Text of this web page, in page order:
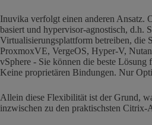
Inuvika verfolgt einen anderen Ansatz.
basiert und hypervisor-agnostisch, d.h.
Virtualisierungsplattform betreiben, die
ProxmoxVE, VergeOS, Hyper-V,
vSphere - Sie können die beste
Keine proprietären Bindungen. Nur
Allein diese Flexibilität ist der Grund,
inzwischen zu den praktischsten Citrix-